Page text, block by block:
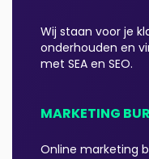
Wij staan voor je
onderhouden en
met SEA en SEO.
MARKETING
Online marketing